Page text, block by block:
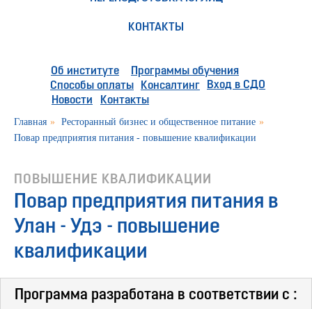
КОНТАКТЫ
Об институте
Программы обучения
Способы оплаты
Консалтинг
Новости
Вход в СДО
Контакты
Главная » Ресторанный бизнес и общественное питание »
Повар предприятия питания - повышение квалификации
ПОВЫШЕНИЕ КВАЛИФИКАЦИИ
Повар предприятия питания в
Улан - Удэ - повышение
квалификации
Программа разработана в соответствии с :